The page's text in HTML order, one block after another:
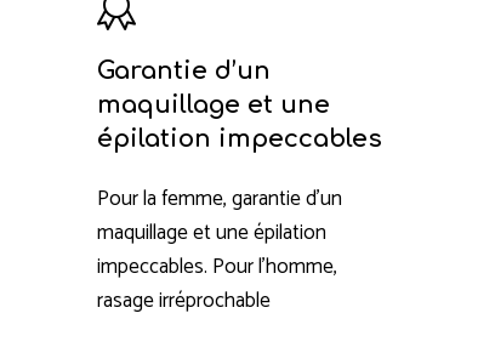
Garantie d’un
maquillage et une
épilation impeccables
Pour la femme, garantie d’un
maquillage et une épilation
impeccables. Pour l’homme,
rasage irréprochable